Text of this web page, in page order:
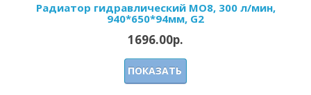
Радиатор гидравлический МО8, 300 л/мин,
940*650*94мм, G2
1696.00р.
ПОКАЗАТЬ